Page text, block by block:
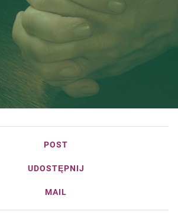
POST
UDOSTĘPNIJ
MAIL